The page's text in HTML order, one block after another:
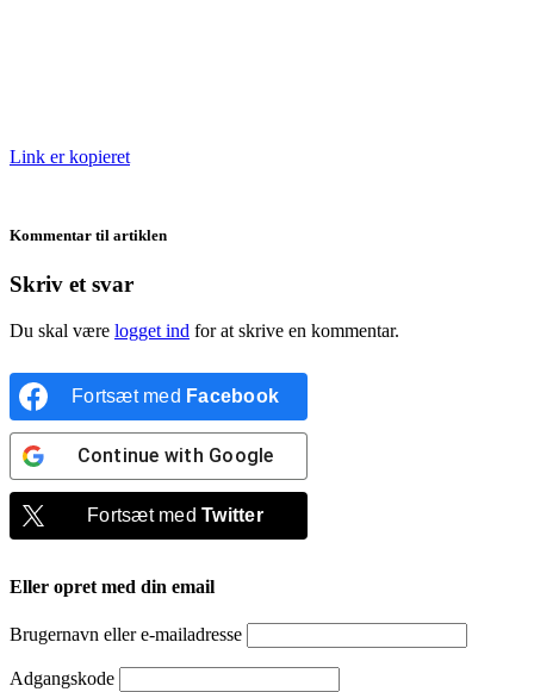
Link er kopieret
Kommentar til artiklen
Skriv et svar
Du skal være logget ind for at skrive en kommentar.
Fortsæt med Facebook
Continue with Google
Fortsæt medTwitter
Eller opret med din email
Brugernavn eller e-mailadresse
Adgangskode